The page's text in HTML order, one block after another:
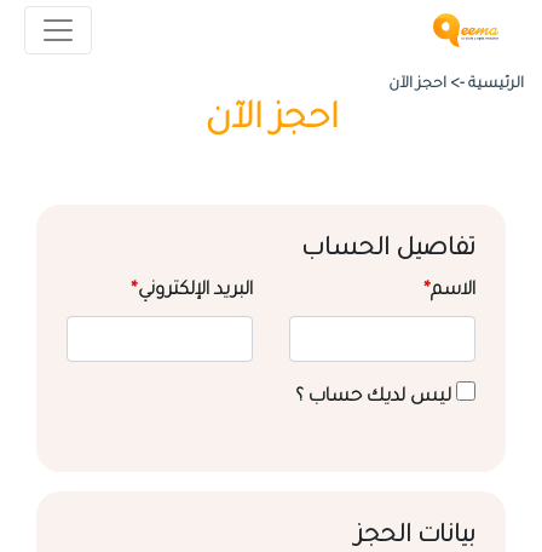
الرئيسية -> احجز الآن
احجز الآن
تفاصيل الحساب
الاسم* البريد الإلكتروني*
ليس لديك حساب ؟
بيانات الحجز